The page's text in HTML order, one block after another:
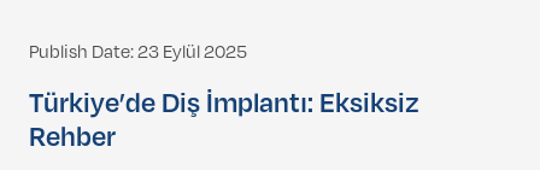
Publish Date: 23 Eylül 2025
Türkiye’de Diş İmplantı: Eksiksiz
Rehber